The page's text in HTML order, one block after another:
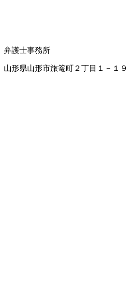
弁護士事務所
山形県山形市旅篭町２丁目１－１９